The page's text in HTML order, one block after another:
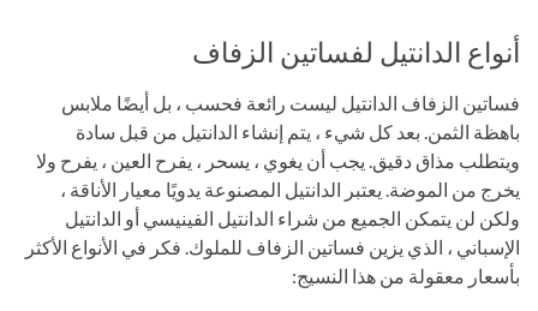
أنواع الدانتيل لفساتين الزفاف
فساتين الزفاف الدانتيل ليست رائعة فحسب ، بل أيضًا ملابس
باهظة الثمن. بعد كل شيء ، يتم إنشاء الدانتيل من قبل سادة
ويتطلب مذاق دقيق. يجب أن يغوي ، يسحر ، يفرح العين ، يفرح ولا
يخرج من الموضة. يعتبر الدانتيل المصنوعة يدويًا معيار الأناقة ،
ولكن لن يتمكن الجميع من شراء الدانتيل الفينيسي أو الدانتيل
الإسباني ، الذي يزين فساتين الزفاف للملوك. فكر في الأنواع الأكثر
بأسعار معقولة من هذا النسيج: